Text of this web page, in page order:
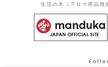
生活の木（アロマ用品